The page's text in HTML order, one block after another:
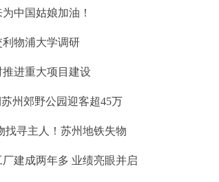
中国姑娘加油！
物浦大学调研
进重大项目建设
州郊野公园迎客超45万
找寻主人！苏州地铁失物
建成两年多 业绩亮眼并启